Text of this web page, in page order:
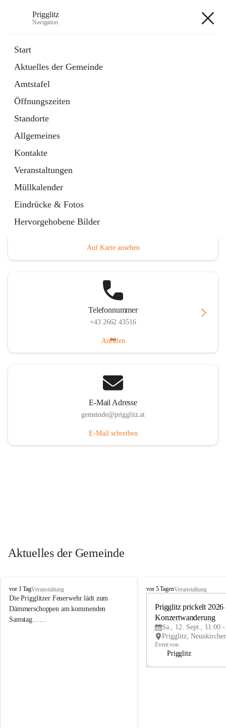
Prigglitz
Navigation
Start
Aktuelles der Gemeinde
Amtstafel
Öffnungszeiten
Standorte
Allgemeines
Kontakte
Veranstaltungen
Müllkalender
Eindrücke & Fotos
Hervorgehobene Bilder
Externe Webseite
in
Tab
Gemeindezeitung
Ordner
öffnet
in
neuem
Tab
Hauptadresse
Auf Karte ansehen
Telefonnummer
+43 2662 43516
Anrufen
E-Mail Adresse
gemeinde@prigglitz.at
E-Mail schreiben
Aktuelles der Gemeinde
P
r
i
g
vor 1 TagVeranstaltung
Die Prigglitzer Feuerwehr lädt zum
Dämmerschoppen am kommenden
Samstag……
P
vor 5 TagenVeranstaltung
Prigglitz prickelt 2026
Konzertwanderung
Sa., 12. Sept., 11:00
Event von
Prigglitz